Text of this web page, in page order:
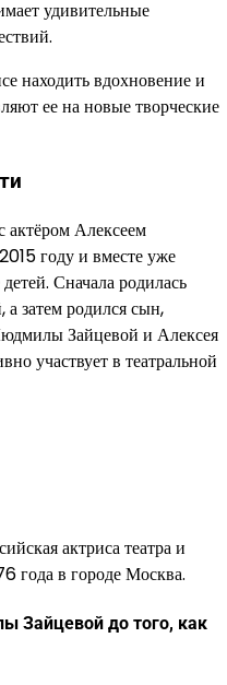
удивительные
находить вдохновение и
ее на новые творческие
актёром Алексеем
году и вместе уже
Сначала родилась
затем родился сын,
Зайцевой и Алексея
участвует в театральной
актриса театра и
года в городе Москва.
Зайцевой до того, как